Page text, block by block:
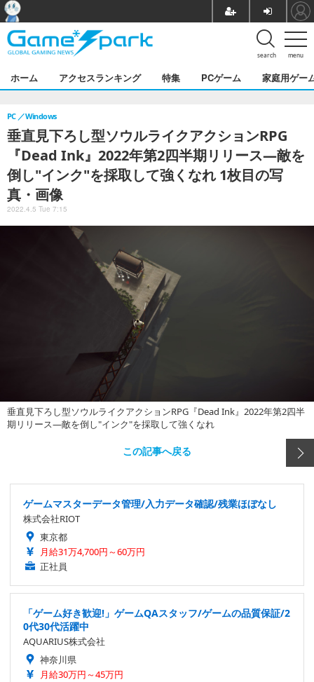
menu
search
ホーム アクセスランキング 特集 PCゲーム 家庭用ゲー
垂直見下ろし型ソウルライクアクションRPG
『Dead Ink』2022年第2四半期リリース―敵を
倒し"インク"を採取して強くなれ 1枚目の写
真・画像
PC Windows
2022.4.5 Tue 7:15
垂直見下ろし型ソウルライクアクションRPG『Dead Ink』2022年第2四半
期リリース―敵を倒し"インク"を採取して強くなれ
この記事へ戻る
ゲームマスターデータ管理/入力データ確認/残業ほぼなし
株式会社RIOT
東京都
月給31万4,700円～60万円
正社員
「ゲーム好き歓迎!」ゲームQAスタッフ/ゲームの品質保証/2
0代30代活躍中
AQUARIUS株式会社
神奈川県
月給30万円～45万円